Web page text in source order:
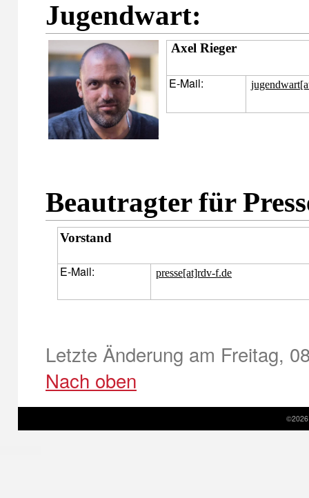
Jugendwart:
Axel Rieger
E-Mail:
Beautragter für
Vorstand
E-Mail: presse[at]rdv-f.de
Letzte Änderung am Freitag,
Nach oben
©2026